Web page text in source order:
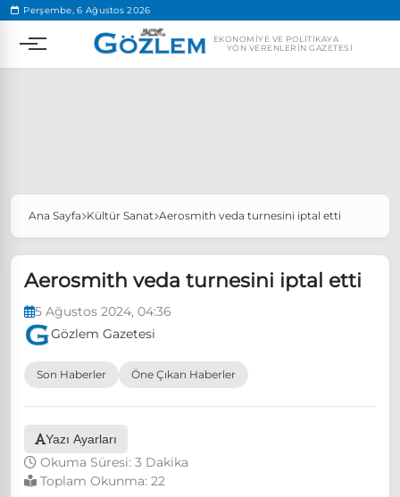
Perşembe, 6 Ağustos 2026
EKONOMIYE VE POLITIKAYA
YÖN VERENLERIN GAZETESI
Popüler Aramalar
Özgür Özel, Ekrem İmamoğlu’nu ziyaret edecek
Ünlü çift bir etkinliğe daha katılmama kararı aldı
Ana Sayfa Kültür Sanat Aerosmith veda turnesini iptal etti
Aerosmith veda turnesini iptal etti
5 Ağustos 2024, 04:36
Gözlem Gazetesi
Son Haberler Öne Çıkan Haberler
Yazı Ayarları
Okuma Süresi: 3 Dakika
Toplam Okunma: 22